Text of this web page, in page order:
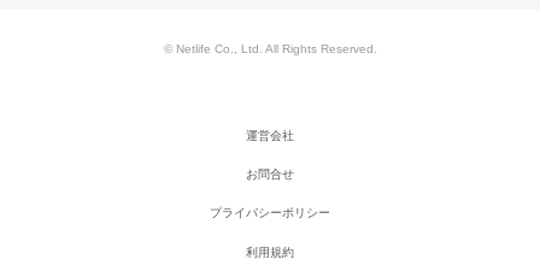
© Netlife Co., Ltd. All Rights Reserved.
運営会社
お問合せ
プライバシーポリシー
利用規約